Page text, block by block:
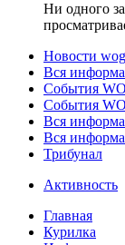
Ни одного
Новости
Вся
События
События
Вся
Вся
Трибунал
Активность
Главная
Курилка